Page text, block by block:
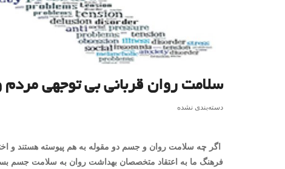
سلامت روان قربانی بی توجهی مردم
دسته‌بندی نشده
اگر چه سلامت روان و جسم دو مقوله به هم پیوسته هستند و
فرهنگ ما به اعتقاد متخصصان بهداشت روان به سلامت جسم